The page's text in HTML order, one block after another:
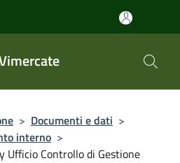
> Documenti e dati >
interno >
Ufficio Controllo di Gestione